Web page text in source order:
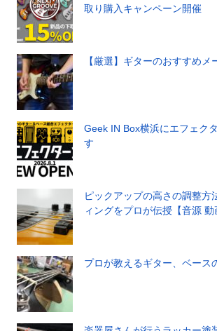
取り購入キャンペーン開催
【厳選】ギターのおすすめメ
Geek IN Box横浜にエフェク
す
ピックアップの高さの調整方
ィングをプロが伝授【音源 動
プロが教えるギター、ベース